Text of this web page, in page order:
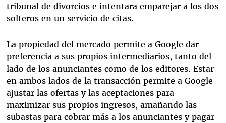
tribunal de divorcios e intentara emparejar a los dos
solteros en un servicio de citas.
La propiedad del mercado permite a Google dar
preferencia a sus propios intermediarios, tanto del
lado de los anunciantes como de los editores. Estar
en ambos lados de la transacción permite a Google
ajustar las ofertas y las aceptaciones para
maximizar sus propios ingresos, amañando las
subastas para cobrar más a los anunciantes y pagar